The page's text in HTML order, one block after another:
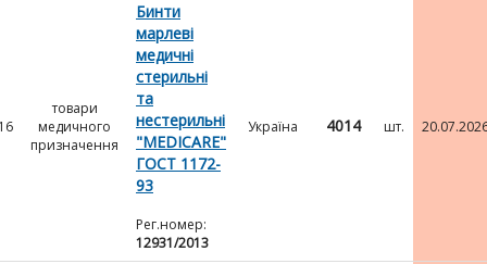
товари
медичного
призначення
Бинти
марлеві
медичні
стерильні
та
нестерильні
"MEDICARE"
ГОСТ 1172-
93
Рег.номер:
12931/2013
Україна 4014 шт.